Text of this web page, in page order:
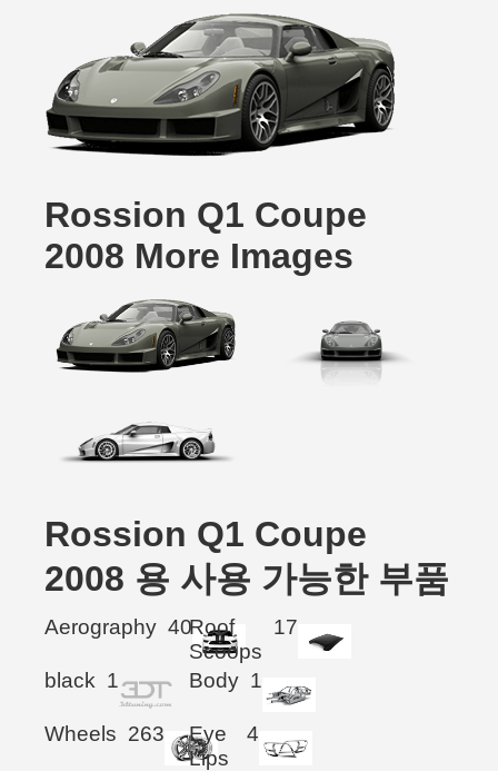
Rossion Q1 Coupe
2008 More Images
Rossion Q1 Coupe
2008 용 사용 가능한 부품
Aerography 40Roof
Scoops
17
black 1 Body 1
Wheels 263
Eye
Lips
4